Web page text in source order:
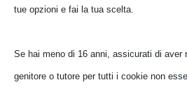
Peso: 1,41 kg
Prodotti correlati
tue opzioni e fai la tua scelta.
Se hai meno di 16 anni, assicurati di aver
genitore o tutore per tutti i cookie non